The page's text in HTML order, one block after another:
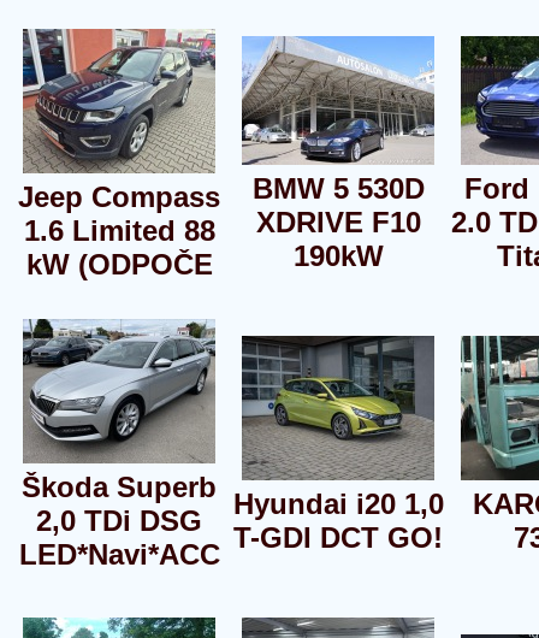
Jeep Compass
1.6 Limited 88
kW (ODPOČE
BMW 5 530D
XDRIVE F10
190kW
Ford
2.0
Škoda Superb
2,0 TDi DSG
LED*Navi*ACC
Hyundai i20 1,0
T-GDI DCT GO!